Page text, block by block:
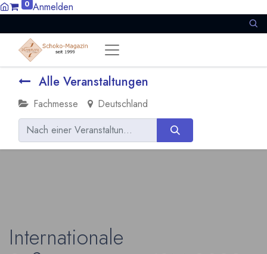
0 Anmelden
Alle Veranstaltungen
Fachmesse Deutschland
Internationale